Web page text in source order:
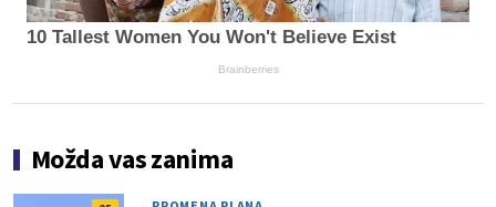
10 Tallest Women You Won't Believe Exist
Brainberries
Možda vas zanima